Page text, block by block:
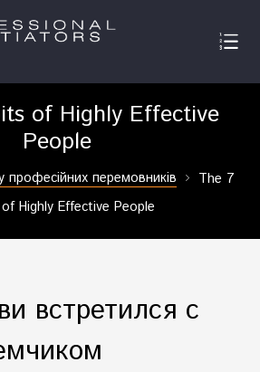
of Highly Effective
People
професійних перемовників
The 7
Highly Effective People
встретился с